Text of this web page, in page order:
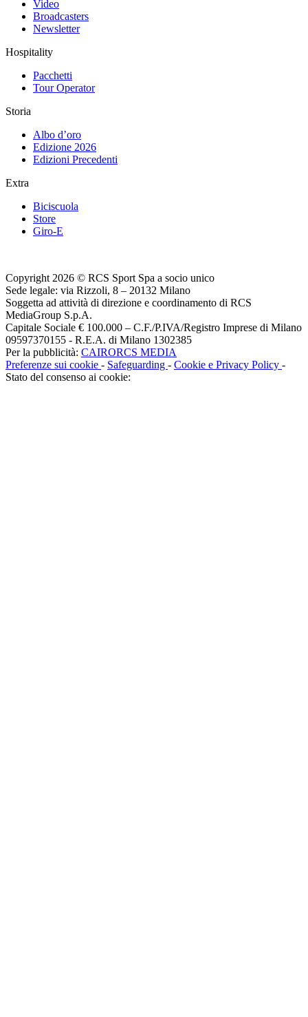
Video
Broadcasters
Newsletter
Hospitality
Pacchetti
Tour Operator
Storia
Albo d’oro
Edizione 2026
Edizioni Precedenti
Extra
Biciscuola
Store
Giro-E
Copyright 2026 © RCS Sport Spa a socio unico
Sede legale: via Rizzoli, 8 – 20132 Milano
Soggetta ad attività di direzione e coordinamento di RCS
MediaGroup S.p.A.
Capitale Sociale € 100.000 – C.F./P.IVA/Registro Imprese di Milano
09597370155 - R.E.A. di Milano 1302385
Per la pubblicità: CAIRORCS MEDIA
Preferenze sui cookie - Safeguarding - Cookie e Privacy Policy -
Stato del consenso ai cookie: